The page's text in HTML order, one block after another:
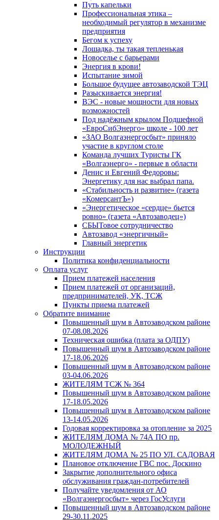
Путь капельки
Профессиональная этика –
необходимый регулятор в механизме
предприятия
Бегом к успеху
Лошадка, ты такая тепленькая
Новоселье с барьерами
Энергия в крови!
Испытание зимой
Большое будущее автозаводской ТЭЦ
Разыскивается энергия!
ВЭС - новые мощности для новых
возможностей
Под надёжным крылом Подшефной
«ЕвроСибЭнерго» школе - 100 лет
«ЗАО Волгаэнергосбыт» приняло
участие в круглом столе
Команда лучших Туристы ГК
«Волгаэнерго» - первые в области
Денис и Евгений Федоровы:
Энергетику для нас выбрал папа.
«Стабильность и развитие» (газета
«КомерсантЪ»)
«Энергетическое «сердце» бьется
ровно» (газета «Автозаводец»)
СБЫТовое сотрудничество
Автозавод «энергичный»
Главный энергетик
Инструкции
Политика конфиденциальности
Оплата услуг
Прием платежей населения
Прием платежей от организаций,
предпринимателей, УК, ТСЖ
Пункты приема платежей
Обратите внимание
Повышенный шум в Автозаводском районе
07-08.08.2026
Техническая ошибка (плата за ОДПУ)
Повышенный шум в Автозаводском районе
17-18.06.2026
Повышенный шум в Автозаводском районе
03-04.06.2026
ЖИТЕЛЯМ ТСЖ № 364
Повышенный шум в Автозаводском районе
17-18.05.2026
Повышенный шум в Автозаводском районе
13-14.05.2026
Годовая корректировка за отопление за 2025
ЖИТЕЛЯМ ДОМА № 74А ПО пр.
МОЛОДЕЖНЫЙ
ЖИТЕЛЯМ ДОМА № 25 ПО УЛ. САДОВАЯ
Плановое отключение ГВС пос. Доскино
Закрытие дополнительного офиса
обслуживания граждан-потребителей
Получайте уведомления от АО
«Волгаэнергосбыт» через ГосУслуги
Повышенный шум в Автозаводском районе
29-30.11.2025